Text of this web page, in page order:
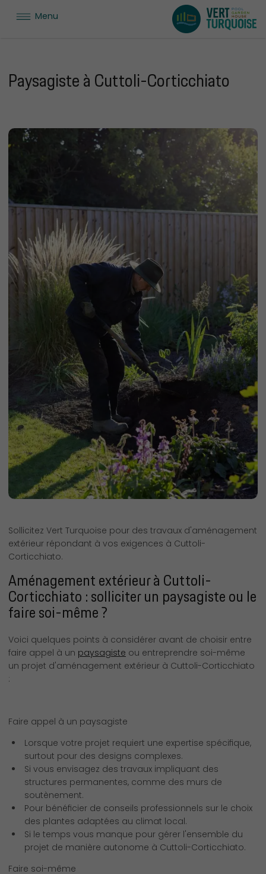
Menu
Paysagiste à Cuttoli-Corticchiato
Sollicitez Vert Turquoise pour des travaux d'aménagement
extérieur répondant à vos exigences à Cuttoli-
Corticchiato.
Aménagement extérieur à Cuttoli-
Corticchiato : solliciter un paysagiste ou le
faire soi-même ?
Voici quelques points à considérer avant de choisir entre
faire appel à un paysagiste ou entreprendre soi-même
un projet d'aménagement extérieur à Cuttoli-Corticchiato
:
Faire appel à un paysagiste
Lorsque votre projet requiert une expertise spécifique,
surtout pour des designs complexes.
Si vous envisagez des travaux impliquant des
structures permanentes, comme des murs de
soutènement.
Pour bénéficier de conseils professionnels sur le choix
des plantes adaptées au climat local.
Si le temps vous manque pour gérer l'ensemble du
projet de manière autonome à Cuttoli-Corticchiato.
Faire soi-même